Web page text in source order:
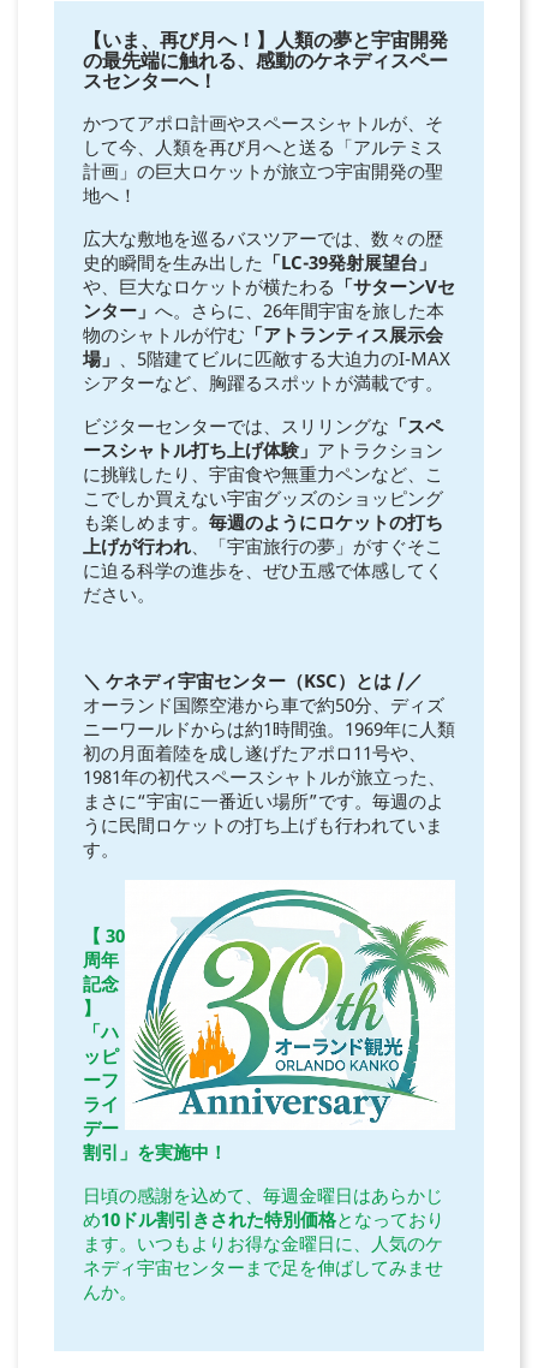
【いま、再び月へ！】人類の夢と宇宙開発
の最先端に触れる、感動のケネディスペー
スセンターへ！
かつてアポロ計画やスペースシャトルが、そ
して今、人類を再び月へと送る「アルテミス
計画」の巨大ロケットが旅立つ宇宙開発の聖
地へ！
広大な敷地を巡るバスツアーでは、数々の歴
史的瞬間を生み出した 「LC-39発射展望台」
や、巨大なロケットが横たわる 「サターンVセ
ンター」 へ。さらに、26年間宇宙を旅した本
物のシャトルが佇む 「アトランティス展示会
場」 、5階建てビルに匹敵する大迫力のI-MAX
シアターなど、胸躍るスポットが満載です。
ビジターセンターでは、スリリングな 「スペ
ースシャトル打ち上げ体験」 アトラクション
に挑戦したり、宇宙食や無重力ペンなど、こ
こでしか買えない宇宙グッズのショッピング
も楽しめます。 毎週のようにロケットの打ち
上げが行われ、「宇宙旅行の夢」がすぐそこ
に迫る科学の進歩を、ぜひ五感で体感してく
ださい。
＼ ケネディ宇宙センター（KSC）とは /／
オーランド国際空港から車で約50分、ディズ
ニーワールドからは約1時間強。1969年に人類
初の月面着陸を成し遂げたアポロ11号や、
1981年の初代スペースシャトルが旅立った、
まさに“宇宙に一番近い場所”です。毎週のよ
うに民間ロケットの打ち上げも行われていま
す。
【 30
周年
記念
】
「ハ
ッピ
ーフ
ライ
デー
割引」を実施中！
日頃の感謝を込めて、毎週金曜日はあらかじ
め10ドル割引きされた特別価格となっており
ます。いつもよりお得な金曜日に、人気のケ
ネディ宇宙センターまで足を伸ばしてみませ
んか。